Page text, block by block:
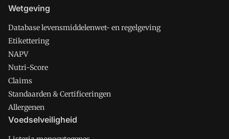
Wetgeving
Database levensmiddelenwet- en regelgeving
Etikettering
NAPV
Nutri-Score
Claims
Standaarden & Certificeringen
Allergenen
Voedselveiligheid